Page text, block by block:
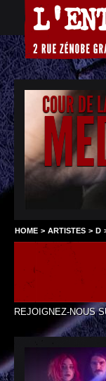
COUR DE
HOME > ARTISTES > D
REJOIGNEZ-NOUS